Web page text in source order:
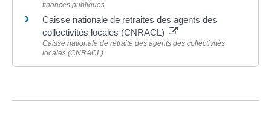
finances publiques
Caisse nationale de retraites des agents des
collectivités locales (CNRACL)
Caisse nationale de retraite des agents des collectivités
locales (CNRACL)